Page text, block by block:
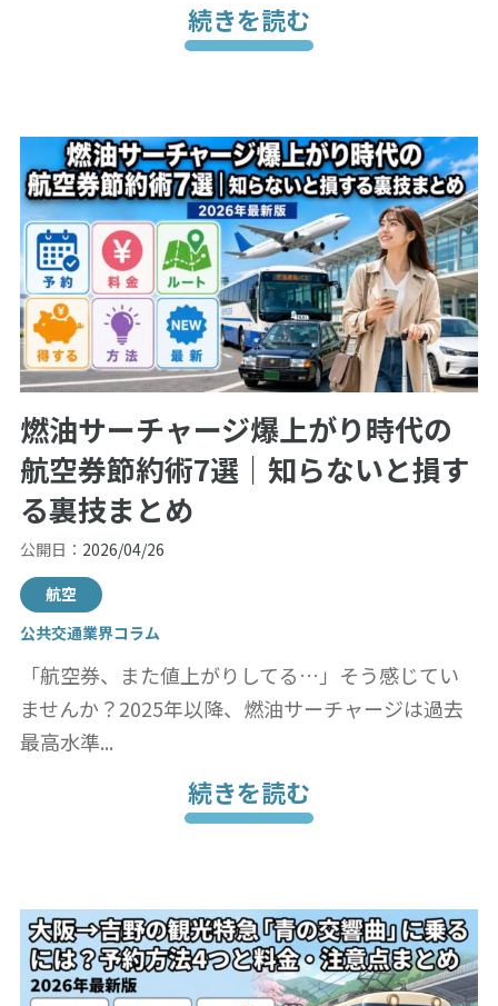
続きを読む
燃油サーチャージ爆上がり時代の
航空券節約術7選｜知らないと損す
る裏技まとめ
公開日： 2026/04/26
航空
公共交通業界コラム
「航空券、また値上がりしてる…」そう感じてい
ませんか？2025年以降、燃油サーチャージは過去
最高水準...
続きを読む